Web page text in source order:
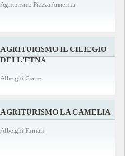
Agriturismo Piazza Armerina
AGRITURISMO IL CILIEGIO
DELL'ETNA
Alberghi Giarre
AGRITURISMO LA CAMELIA
Alberghi Furnari